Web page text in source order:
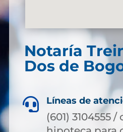
Notaría
Dos de
 Líneas de
(601) 3104555